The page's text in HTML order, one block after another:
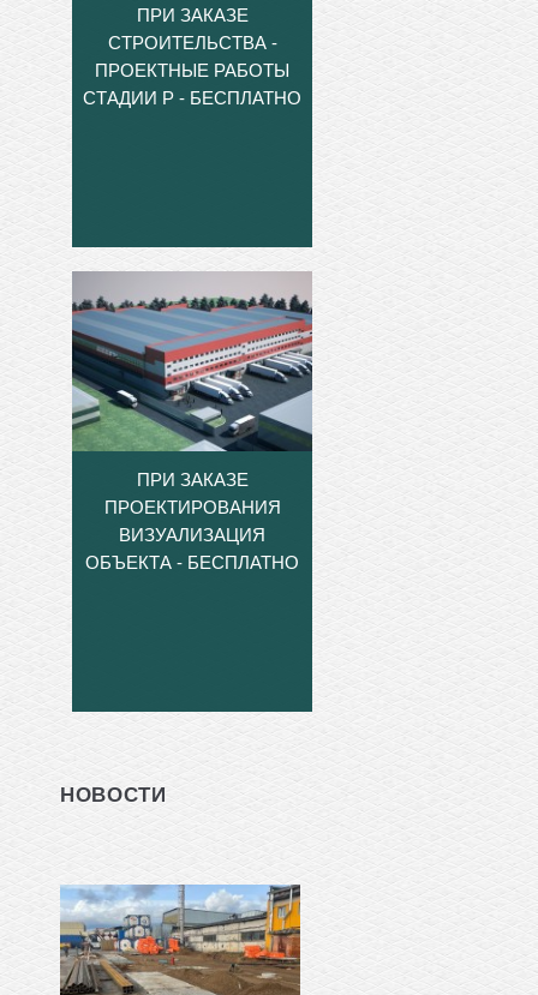
ПРИ ЗАКАЗЕ
СТРОИТЕЛЬСТВА -
ПРОЕКТНЫЕ РАБОТЫ
СТАДИИ Р - БЕСПЛАТНО
ПРИ ЗАКАЗЕ
ПРОЕКТИРОВАНИЯ
ВИЗУАЛИЗАЦИЯ
ОБЪЕКТА - БЕСПЛАТНО
НОВОСТИ